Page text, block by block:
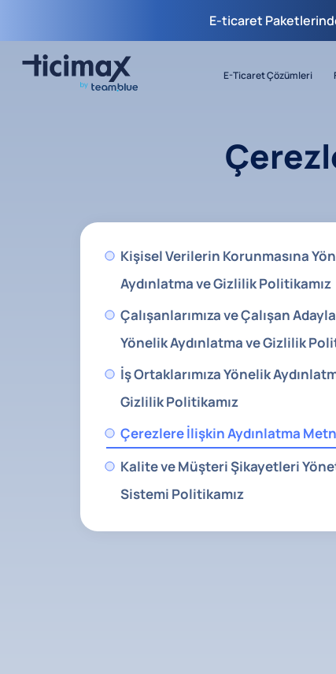
E-ticaret
E-Ticaret Çözümleri
Kişisel Verilerin Korunmasına
Aydınlatma ve Gizlilik Politikamız
Çalışanlarımıza ve Çalışan
Yönelik Aydınlatma ve Gizlilik
İş Ortaklarımıza Yönelik
Gizlilik Politikamız
Çerezlere İlişkin Aydınlatma
Kalite ve Müşteri Şikayetleri
Sistemi Politikamız